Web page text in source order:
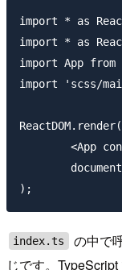
import * as
import * as
import App
import 'scss/
ReactDOM.render(
index.ts
の中で
じです。